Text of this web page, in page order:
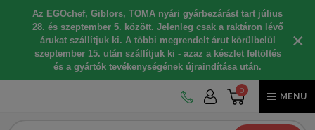
Az EGOchef, Giblors, TOMA nyári gyárbezárást tart július
28. és szeptember 5. között. Jelenleg csak a raktáron lévő
árukat szállítjuk ki. A többi megrendelt árut körülbelül
szeptember 15. után szállítjuk ki - azaz a készlet feltöltés
és a gyártók tevékenységének újraindítása után.
×
0
MENU